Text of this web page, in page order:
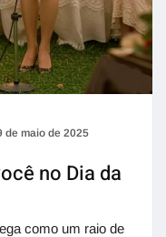
de maio de 2025
no Dia da
como um raio de